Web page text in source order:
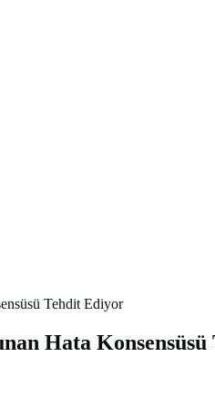
Tehdit Ediyor
Hata